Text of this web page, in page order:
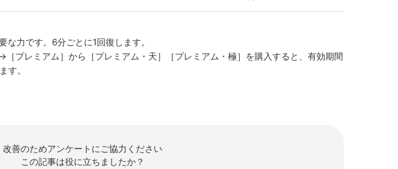
力です。6分ごとに1回復します。
プレミアム］から［プレミアム・天］［プレミアム・極］を購入すると、有効期間
す。
改善のためアンケートにご協力ください
この記事は役に立ちましたか？